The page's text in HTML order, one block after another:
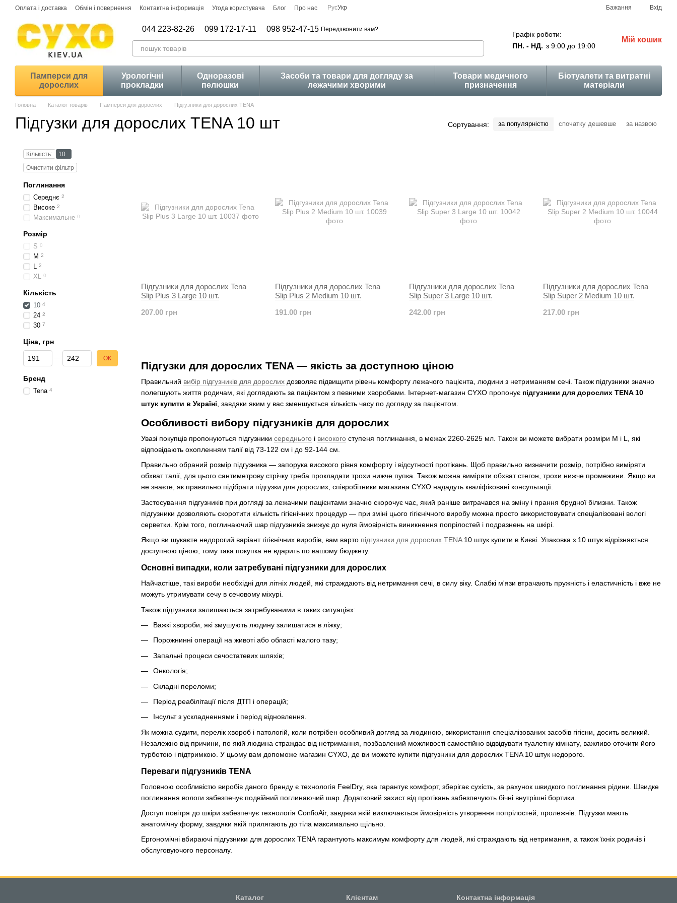
Перейти до основного контенту
Оплата і доставка Обмін і повернення Контактна інформація Угода користувача Блог Про нас РусУкр Бажання Вхід
044 223-82-26 099 172-17-11 098 952-47-15 Передзвонити вам?
Графік роботи:
ПН. - НД. з 9:00 до 19:00
Мій кошик
Памперси для
дорослих
Урологічні
прокладки
Одноразові
пелюшки
Засоби та товари для догляду за
лежачими хворими
Товари медичного
призначення
Біотуалети та витратні
матеріали
Головна Каталог товарів Памперси для дорослих Підгузники для дорослих TENA
Підгузки для дорослих TENA 10 шт Сортування: за популярністю спочатку дешевше за назвою
Підгузки для дорослих TENA — якість за доступною ціною
Правильний вибір підгузників для дорослих дозволяє підвищити рівень комфорту лежачого пацієнта, людини з нетриманням сечі. Також підгузники значно
полегшують життя родичам, які доглядають за пацієнтом з певними хворобами. Інтернет-магазин CYXO пропонує підгузники для дорослих TENA 10
штук купити в Україні , завдяки яким у вас зменшується кількість часу по догляду за пацієнтом.
Особливості вибору підгузників для дорослих
Увазі покупців пропонуються підгузники середнього і високого ступеня поглинання, в межах 2260-2625 мл. Також ви можете вибрати розміри M і L, які
відповідають охопленням талії від 73-122 см і до 92-144 см.
Правильно обраний розмір підгузника — запорука високого рівня комфорту і відсутності протікань. Щоб правильно визначити розмір, потрібно виміряти
обхват талії, для цього сантиметрову стрічку треба прокладати трохи нижче пупка. Також можна виміряти обхват стегон, трохи нижче промежини. Якщо ви
не знаєте, як правильно підібрати підгузки для дорослих, співробітники магазина CYXO нададуть кваліфіковані консультації.
Застосування підгузників при догляді за лежачими пацієнтами значно скорочує час, який раніше витрачався на зміну і прання брудної білизни. Також
підгузники дозволяють скоротити кількість гігієнічних процедур — при зміні цього гігієнічного виробу можна просто використовувати спеціалізовані вологі
серветки. Крім того, поглинаючий шар підгузників знижує до нуля ймовірність виникнення попрілостей і подразнень на шкірі.
Якщо ви шукаєте недорогий варіант гігієнічних виробів, вам варто підгузники для дорослих TENA10 штук купити в Києві. Упаковка з 10 штук відрізняється
доступною ціною, тому така покупка не вдарить по вашому бюджету.
Основні випадки, коли затребувані підгузники для дорослих
Найчастіше, такі вироби необхідні для літніх людей, які страждають від нетримання сечі, в силу віку. Слабкі м'язи втрачають пружність і еластичність і вже не
можуть утримувати сечу в сечовому міхурі.
Також підгузники залишаються затребуваними в таких ситуаціях:
Важкі хвороби, які змушують людину залишатися в ліжку;
Порожнинні операції на животі або області малого тазу;
Запальні процеси сечостатевих шляхів;
Онкологія;
Складні переломи;
Період реабілітації після ДТП і операцій;
Інсульт з ускладненнями і період відновлення.
Як можна судити, перелік хвороб і патологій, коли потрібен особливий догляд за людиною, використання спеціалізованих засобів гігієни, досить великий.
Незалежно від причини, по якій людина страждає від нетримання, позбавлений можливості самостійно відвідувати туалетну кімнату, важливо оточити його
турботою і підтримкою. У цьому вам допоможе магазин CYXO, де ви можете купити підгузники для дорослих TENA 10 штук недорого.
Переваги підгузників TENA
Головною особливістю виробів даного бренду є технологія FeelDry, яка гарантує комфорт, зберігає сухість, за рахунок швидкого поглинання рідини. Швидке
поглинання вологи забезпечує подвійний поглинаючий шар. Додатковий захист від протікань забезпечують бічні внутрішні бортики.
Доступ повітря до шкіри забезпечує технологія ConfioAir, завдяки якій виключається ймовірність утворення попрілостей, пролежнів. Підгузки мають
анатомічну форму, завдяки якій прилягають до тіла максимально щільно.
Ергономічні вбираючі підгузники для дорослих TENA гарантують максимум комфорту для людей, які страждають від нетримання, а також їхніх родичів і
обслуговуючого персоналу.
Підгузники для дорослих Tena
Slip Plus 3 Large 10 шт.
207.00 грн
Підгузники для дорослих Tena
Slip Plus 2 Medium 10 шт.
191.00 грн
Підгузники для дорослих Tena
Slip Super 3 Large 10 шт.
242.00 грн
Підгузники для дорослих Tena
Slip Super 2 Medium 10 шт.
217.00 грн
Кількість:
10
Очистити фільтр
Поглинання
Середнє 2
Високе 2
Максимальне 0
Розмір
S 0
M 2
L 2
XL 0
Кількість
10 4
24 2
30 7
Ціна, грн
Від Ціна, грн
До Ціна, грн ОК
Бренд
Tena 4
Каталог Клієнтам Контактна інформація